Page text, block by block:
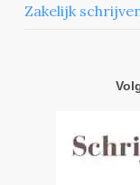
Zakelijk